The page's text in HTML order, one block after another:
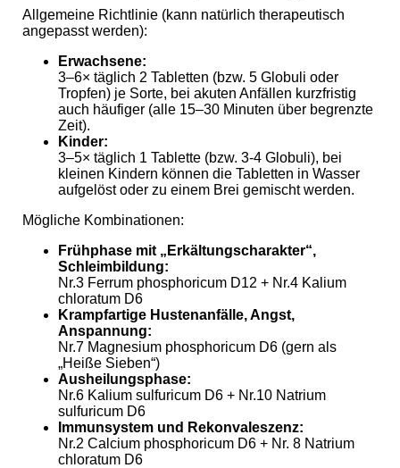
Allgemeine Richtlinie (kann natürlich therapeutisch
angepasst werden):
Erwachsene:
3–6× täglich 2 Tabletten (bzw. 5 Globuli oder
Tropfen) je Sorte, bei akuten Anfällen kurzfristig
auch häufiger (alle 15–30 Minuten über begrenzte
Zeit).
Kinder:
3–5× täglich 1 Tablette (bzw. 3-4 Globuli), bei
kleinen Kindern können die Tabletten in Wasser
aufgelöst oder zu einem Brei gemischt werden.
Mögliche Kombinationen:
Frühphase mit „Erkältungscharakter“,
Schleimbildung:
Nr.3 Ferrum phosphoricum D12 + Nr.4 Kalium
chloratum D6
Krampfartige Hustenanfälle, Angst,
Anspannung:
Nr.7 Magnesium phosphoricum D6 (gern als
„Heiße Sieben“)
Ausheilungsphase:
Nr.6 Kalium sulfuricum D6 + Nr.10 Natrium
sulfuricum D6
Immunsystem und Rekonvaleszenz:
Nr.2 Calcium phosphoricum D6 + Nr. 8 Natrium
chloratum D6